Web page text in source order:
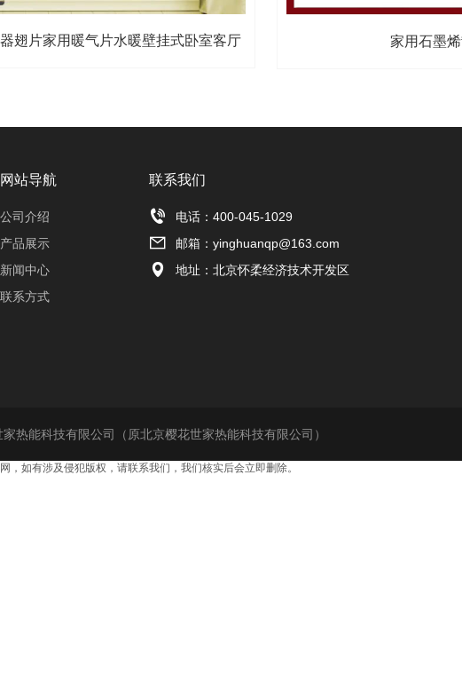
翅片家用暖气片水暖壁挂式卧室客厅 家用石墨
网站导航
公司介绍
产品展示
新闻中心
联系方式
联系我们
 电话：400-045-1029
 邮箱：yinghuanqp@163.com
 地址：北京怀柔经济技术开发区
热能科技有限公司（原北京樱花世家热能科技有限公司）
，如有涉及侵犯版权，请联系我们，我们核实后会立即删除。